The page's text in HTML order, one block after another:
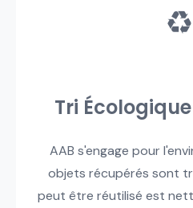
♻️
Tri
AAB s'engage pour
objets récupérés sont
peut être réutilisé est